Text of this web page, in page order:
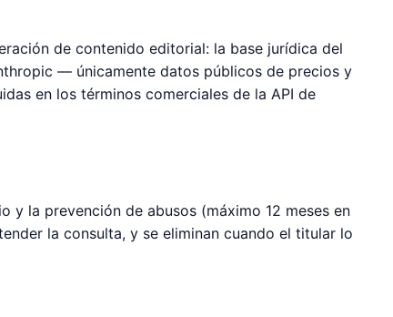
de contenido editorial: la base jurídica del
— únicamente datos públicos de precios y
en los términos comerciales de la API de
y la prevención de abusos (máximo 12 meses en
la consulta, y se eliminan cuando el titular lo